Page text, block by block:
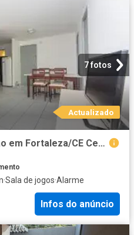
7 fotos
Actualizado
Apartamento para Locação em Fortaleza/CE Centro 2 Quartos
·Sala de jogos·Alarme
Infos do anúncio